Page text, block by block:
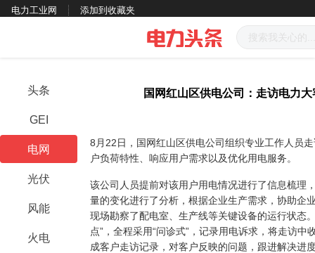
电力工业网 添加到收藏夹
头条
GEI
电网
光伏
风能
火电
国网红山区供电公司：走访电力
8月22日，国网红山区供电公司组织专业工作人员
户负荷特性、响应用户需求以及优化用电服务。
该公司人员提前对该用户用电情况进行了信息梳理
量的变化进行了分析，根据企业生产需求，协助企
现场勘察了配电室、生产线等关键设备的运行状态
点”，全程采用“问诊式”，记录用电诉求，将走访
成客户走访记录，对客户反映的问题，跟进解决进